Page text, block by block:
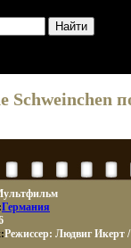
Германия
Режиссер: Людвиг Икерт